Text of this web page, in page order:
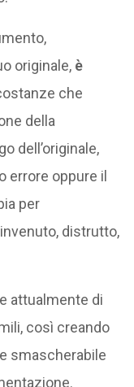
originale, è
che
della
dell’originale,
errore oppure il
per
distrutto,
attualmente di
così creando
smascherabile